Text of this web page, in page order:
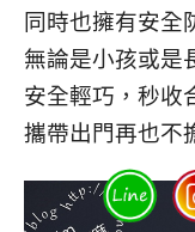
同時也擁有安全
無論是小孩或是
安全輕巧，秒收
攜帶出門再也不